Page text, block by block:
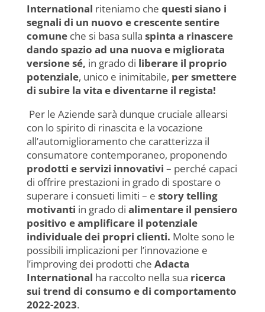
International riteniamo che questi siano i
segnali di un nuovo e crescente sentire
comune che si basa sulla spinta a rinascere
dando spazio ad una nuova e migliorata
versione sé, in grado di liberare il proprio
potenziale, unico e inimitabile, per smettere
di subire la vita e diventarne il regista!
Per le Aziende sarà dunque cruciale allearsi
con lo spirito di rinascita e la vocazione
all’automiglioramento che caratterizza il
consumatore contemporaneo, proponendo
prodotti e servizi innovativi – perché capaci
di offrire prestazioni in grado di spostare o
superare i consueti limiti – e story telling
motivanti in grado di alimentare il pensiero
positivo e amplificare il potenziale
individuale dei propri clienti. Molte sono le
possibili implicazioni per l’innovazione e
l’improving dei prodotti che Adacta
International ha raccolto nella sua ricerca
sui trend di consumo e di comportamento
2022-2023.